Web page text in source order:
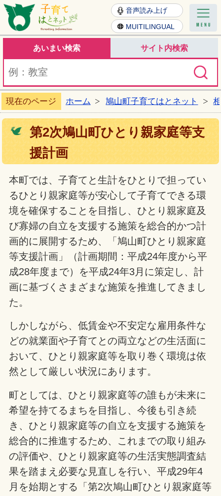
子育てはとねっと
音声読み上げ
MUITILINGUAL
あいまい検索 サイト内検索
現在のページ ホーム 鳩山町子育てはとネット
第2次鳩山町ひとり親家庭等支
援計画
本町では、子育てと生計をひとりで担ってい
るひとり親家庭等が安心して子育てできる環
境を確保することを目指し、ひとり親家庭及
び寡婦の自立を支援する施策を総合的かつ計
画的に展開するため、「鳩山町ひとり親家庭
等支援計画」（計画期間：平成24年度から平
成28年度まで）を平成24年3月に策定し、計
画に基づくさまざまな施策を推進してきまし
た。
しかしながら、低賃金や不安定な雇用条件な
どの就業面や子育てとの両立などの生活面に
おいて、ひとり親家庭等を取り巻く環境は依
然として厳しい状況にあります。
町としては、ひとり親家庭等の誰もが未来に
希望を持てるまちを目指し、今後も引き続
き、ひとり親家庭等の自立を支援する施策を
総合的に推進するため、これまでの取り組み
の評価や、ひとり親家庭等の生活実態調査結
果を踏まえ必要な見直しを行い、平成29年4
月を始期とする「第2次鳩山町ひとり親家庭等